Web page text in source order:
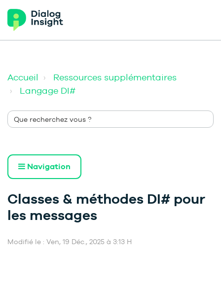
Accueil
Ressources supplémentaires
Langage DI#
Navigation
Classes & méthodes DI# pour
les messages
Modifié le : Ven, 19 Déc., 2025 à 3:13 H